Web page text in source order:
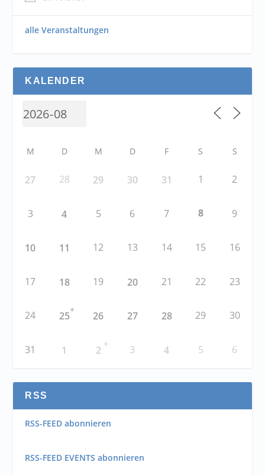
alle Veranstaltungen
KALENDER
M D M D F S S
27 28 29 30 31 1 2
3 4 5 6 7 8 9
10 11 12 13 14 15 16
17 18 19 20 21 22 23
24 25
+
26 27 28 29 30
31 1 2
+ 3 4 5 6
RSS
RSS-FEED abonnieren
RSS-FEED EVENTS abonnieren